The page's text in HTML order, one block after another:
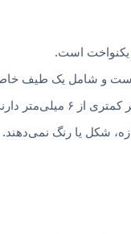
است.
و شامل یک طیف
دارند.
شکل یا رنگ نمی‌دهند.